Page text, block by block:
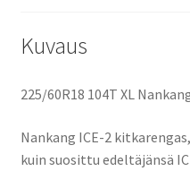
Kuvaus
225/60R18 104T XL
Nankang ICE-2
kuin suosittu edeltäjänsä